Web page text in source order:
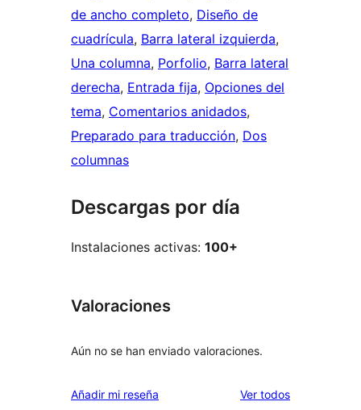
de ancho completo, Diseño de
cuadrícula, Barra lateral izquierda
Una columna, Porfolio, Barra lateral
derecha, Entrada fija, Opciones del
tema, Comentarios anidados
Preparado para traducción, Dos
columnas
Descargas por día
Instalaciones activas: 100+
Valoraciones
Aún no se han enviado valoraciones.
Añadir mi reseña Ver todoslos